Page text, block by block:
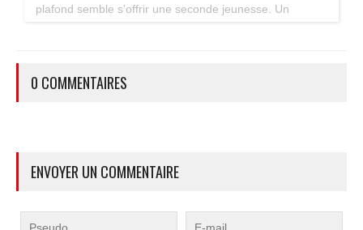
plafond semble s'offrir une seconde jeunesse. Un
0 COMMENTAIRES
ENVOYER UN COMMENTAIRE